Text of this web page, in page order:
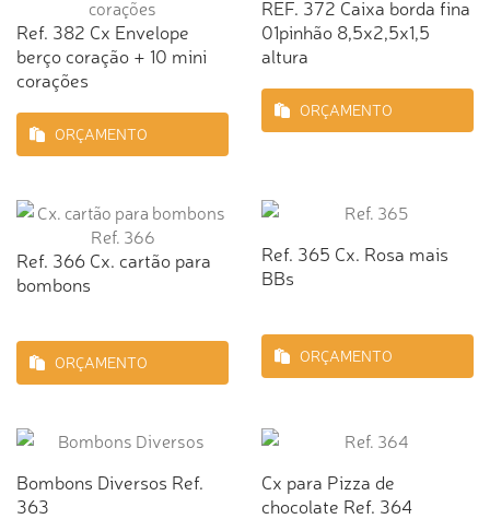
Ref. 382 Cx Envelope
berço coração + 10 mini
corações
ORÇAMENTO
REF. 372 Caixa borda fina
01pinhão 8,5x2,5x1,5
altura
ORÇAMENTO
Ref. 366 Cx. cartão para
bombons
ORÇAMENTO
Ref. 365 Cx. Rosa mais
BBs
ORÇAMENTO
Bombons Diversos Ref.
363
Cx para Pizza de
chocolate Ref. 364